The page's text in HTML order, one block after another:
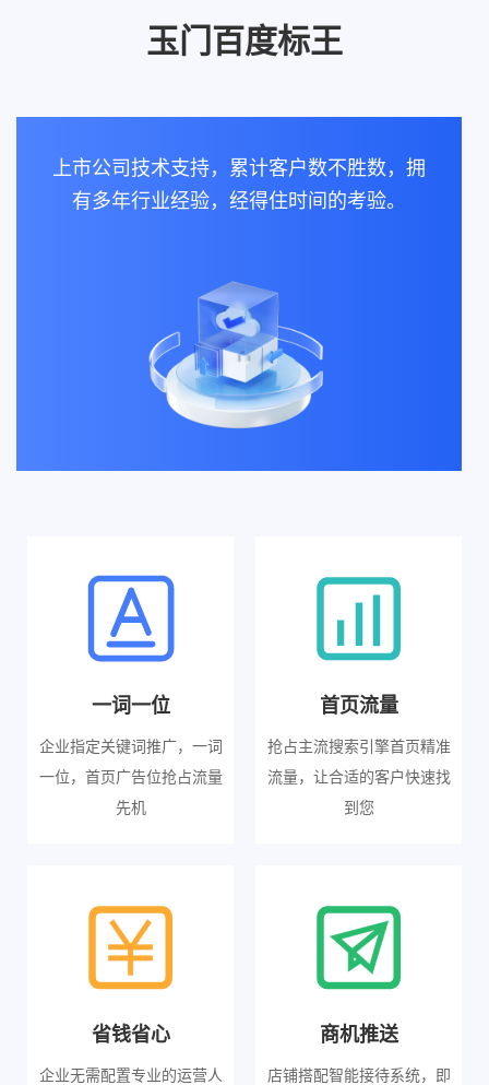
玉门百度标王
上市公司技术支持，累计客户数不胜数，拥
有多年行业经验，经得住时间的考验。
一词一位
企业指定关键词推广，一词
一位，首页广告位抢占流量
先机
首页流量
抢占主流搜索引擎首页精准
流量，让合适的客户快速找
到您
省钱省心
企业无需配置专业的运营人
商机推送
店铺搭配智能接待系统，即